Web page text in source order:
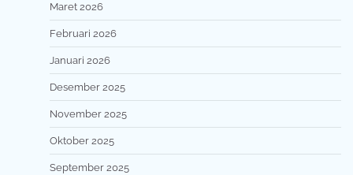
Maret 2026
Februari 2026
Januari 2026
Desember 2025
November 2025
Oktober 2025
September 2025